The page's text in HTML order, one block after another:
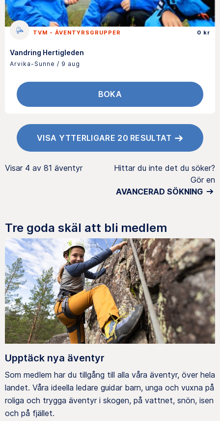
TVM - ÄVENTYRSGRUPPER 0 kr
Vandring Hertigleden
Arvika-Sunne / 9 aug
BOKA
VISA YTTERLIGARE 20 RESULTAT
Visar 4 av 81 äventyr
Hittar du inte det du söker?
Gör en
AVANCERAD SÖKNING
Tre goda skäl att bli medlem
Upptäck nya äventyr
Som medlem har du tillgång till alla våra äventyr, över hela
landet. Våra ideella ledare guidar barn, unga och vuxna på
roliga och trygga äventyr i skogen, på vattnet, snön, isen
och på fjället.